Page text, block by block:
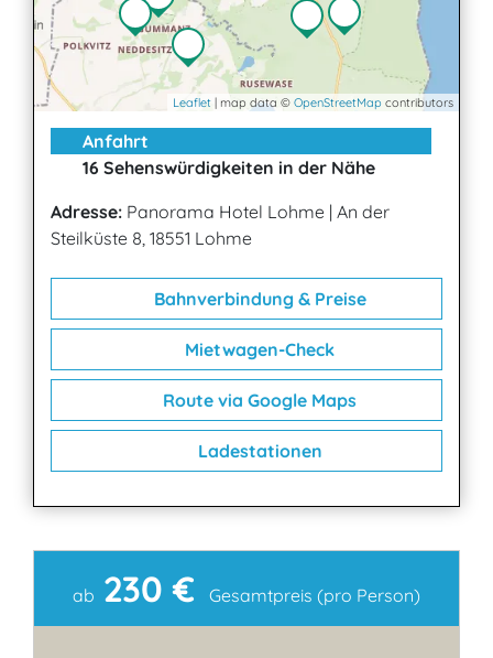
Leaflet | map data © OpenStreetMap contributors
Anfahrt
16 Sehenswürdigkeiten in der Nähe
Adresse: Panorama Hotel Lohme | An der
Steilküste 8, 18551 Lohme
Bahnverbindung & Preise
Mietwagen-Check
Route via Google Maps
Ladestationen
Kontakt
ab 230 € Gesamtpreis (pro Person)